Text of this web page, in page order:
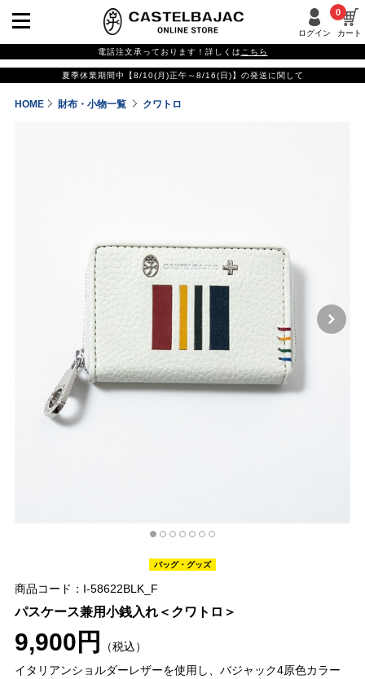
ログイン カート
0
電話注文承っております！詳しくは こちら
夏季休業期間中【8/10(月)正午～8/16(日)】の発送に関して
HOME 財布・小物一覧 クワトロ
バッグ・グッズ
商品コード：I-58622BLK_F
パスケース兼用小銭入れ＜クワトロ＞
9,900円
（税込）
イタリアンショルダーレザーを使用し、バジャック4原色カラー